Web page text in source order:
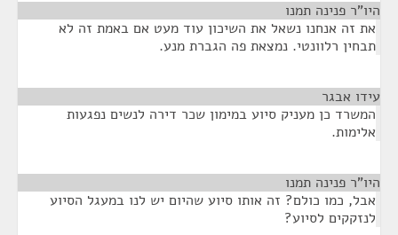
היו"ר פנינה תמנו
את זה אנחנו נשאל את השיכון עוד מעט אם באמת זה לא
תבחין רלוונטי. נמצאת פה הגברת מנע.
עידו אבגר
המשרד כן מעניק סיוע במימון שכר דירה לנשים נפגעות
אלימות.
היו"ר פנינה תמנו
אבל, כמו כולם? זה אותו סיוע שהיום יש לנו במעגל הסיוע
לנזקקים לסיוע?